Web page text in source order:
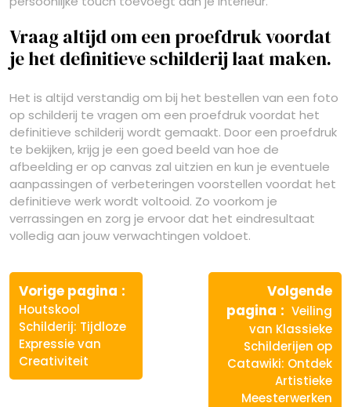
Vraag altijd om een proefdruk voordat
je het definitieve schilderij laat maken.
Het is altijd verstandig om bij het bestellen van een foto
op schilderij te vragen om een proefdruk voordat het
definitieve schilderij wordt gemaakt. Door een proefdruk
te bekijken, krijg je een goed beeld van hoe de
afbeelding er op canvas zal uitzien en kun je eventuele
aanpassingen of verbeteringen voorstellen voordat het
definitieve werk wordt voltooid. Zo voorkom je
verrassingen en zorg je ervoor dat het eindresultaat
volledig aan jouw verwachtingen voldoet.
Berichtnavigatie
Vorige pagina
Houtskool
Schilderij: Tijdloze
Expressie van
Creativiteit
Volgende
pagina
Volgende
bericht:
Veiling
van Klassieke
Schilderijen op
Catawiki: Ontdek
Artistieke
Meesterwerken